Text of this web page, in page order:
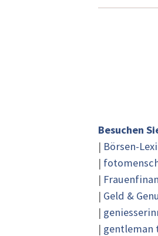
Besuchen
| Börsen-
|
|
| Geld &
|
| gentleman